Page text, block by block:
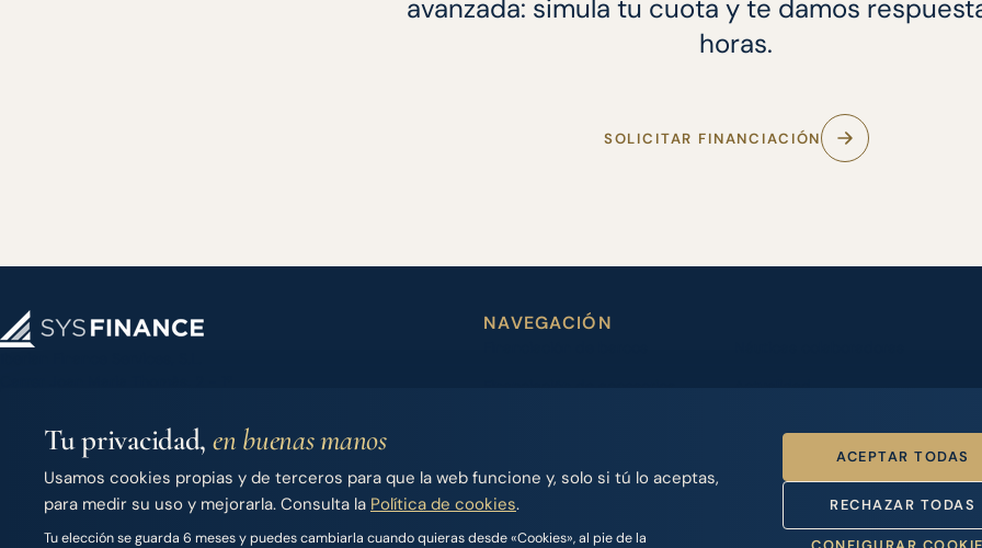
avanzada: simula tu cuota y te damos
horas.
SOLICITAR FINANCIACIÓN
+34 971 283 526
info@sysfinance.es
NAVEGACIÓN
Acceso Dealers
Tu privacidad, en buenas manos
Usamos cookies propias y de terceros para que la web funcione y, solo si tú lo aceptas,
para medir su uso y mejorarla. Consulta la Política de cookies.
Tu elección se guarda 6 meses y puedes cambiarla cuando quieras desde «Cookies», al pie de la
ACEPTAR TODAS
RECHAZAR TODAS